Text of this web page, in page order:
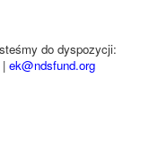
do dyspozycji:
| ek@ndsfund.org